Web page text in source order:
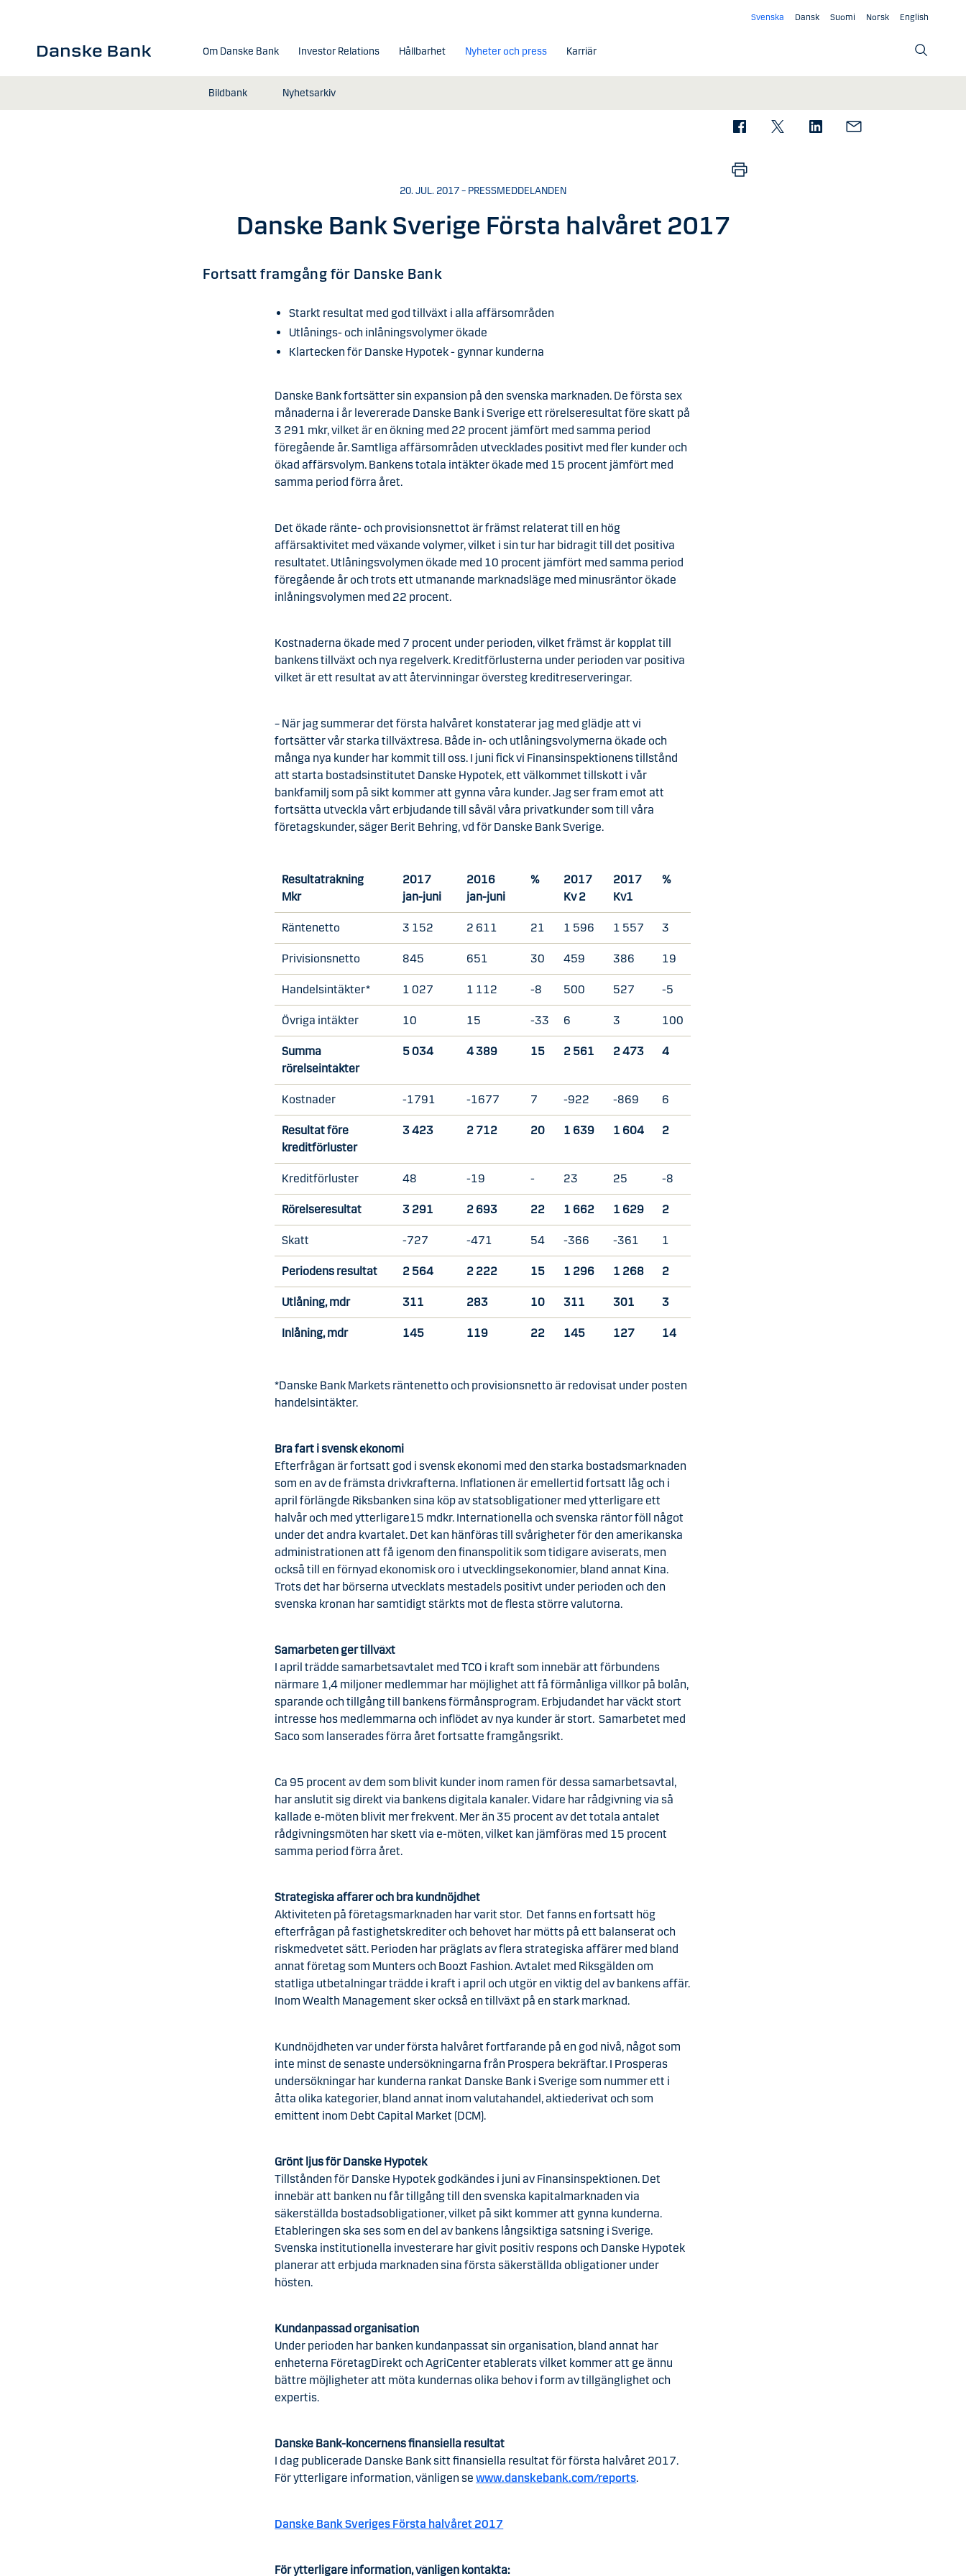
Svenska Dansk Suomi Norsk English
Om Danske Bank Investor Relations Hållbarhet Nyheter och press
Bildbank Nyhetsarkiv
Karriär
20. JUL. 2017 – PRESSMEDDELANDEN
Danske Bank Sverige Första halvåret 2017
Fortsatt framgång för Danske Bank
Starkt resultat med god tillväxt i alla affärsområden
Utlånings- och inlåningsvolymer ökade
Klartecken för Danske Hypotek - gynnar kunderna
Danske Bank fortsätter sin expansion på den svenska marknaden. De första sex
månaderna i år levererade Danske Bank i Sverige ett rörelseresultat före skatt på
3 291 mkr, vilket är en ökning med 22 procent jämfört med samma period
föregående år. Samtliga affärsområden utvecklades positivt med fler kunder och
ökad affärsvolym. Bankens totala intäkter ökade med 15 procent jämfört med
samma period förra året.
Det ökade ränte- och provisionsnettot är främst relaterat till en hög
affärsaktivitet med växande volymer, vilket i sin tur har bidragit till det positiva
resultatet. Utlåningsvolymen ökade med 10 procent jämfört med samma period
föregående år och trots ett utmanande marknadsläge med minusräntor ökade
inlåningsvolymen med 22 procent.
Kostnaderna ökade med 7 procent under perioden, vilket främst är kopplat till
bankens tillväxt och nya regelverk. Kreditförlusterna under perioden var positiva
vilket är ett resultat av att återvinningar översteg kreditreserveringar.
– När jag summerar det första halvåret konstaterar jag med glädje att vi
fortsätter vår starka tillväxtresa. Både in- och utlåningsvolymerna ökade och
många nya kunder har kommit till oss. I juni fick vi Finansinspektionens tillstånd
att starta bostadsinstitutet Danske Hypotek, ett välkommet tillskott i vår
bankfamilj som på sikt kommer att gynna våra kunder. Jag ser fram emot att
fortsätta utveckla vårt erbjudande till såväl våra privatkunder som till våra
företagskunder, säger Berit Behring, vd för Danske Bank Sverige.
Resultaträkning
Mkr
2017
jan-juni
2016
jan-juni
%
2017
Kv 2
2017
Kv1
%
Räntenetto 3 152 2 611 21 1 596 1 557 3
Privisionsnetto 845 651 30 459 386 19
Handelsintäkter* 1 027 1 112 -8 500 527 -5
Övriga intäkter 10 15 -33 6 3 100
Summa
rörelseintäkter
5 034 4 389 15 2 561 2 473 4
Kostnader -1791 -1677 7 -922 -869 6
Resultat före
kreditförluster
3 423 2 712 20 1 639 1 604 2
Kreditförluster 48 -19 - 23 25 -8
Rörelseresultat 3 291 2 693 22 1 662 1 629 2
Skatt -727 -471 54 -366 -361 1
Periodens resultat 2 564 2 222 15 1 296 1 268 2
Utlåning, mdr 311 283 10 311 301 3
Inlåning, mdr 145 119 22 145 127 14
*Danske Bank Markets räntenetto och provisionsnetto är redovisat under posten
handelsintäkter.
Bra fart i svensk ekonomi
Efterfrågan är fortsatt god i svensk ekonomi med den starka bostadsmarknaden
som en av de främsta drivkrafterna. Inflationen är emellertid fortsatt låg och i
april förlängde Riksbanken sina köp av statsobligationer med ytterligare ett
halvår och med ytterligare15 mdkr. Internationella och svenska räntor föll något
under det andra kvartalet. Det kan hänföras till svårigheter för den amerikanska
administrationen att få igenom den finanspolitik som tidigare aviserats, men
också till en förnyad ekonomisk oro i utvecklingsekonomier, bland annat Kina.
Trots det har börserna utvecklats mestadels positivt under perioden och den
svenska kronan har samtidigt stärkts mot de flesta större valutorna.
Samarbeten ger tillväxt
I april trädde samarbetsavtalet med TCO i kraft som innebär att förbundens
närmare 1,4 miljoner medlemmar har möjlighet att få förmånliga villkor på bolån,
sparande och tillgång till bankens förmånsprogram. Erbjudandet har väckt stort
intresse hos medlemmarna och inflödet av nya kunder är stort. Samarbetet med
Saco som lanserades förra året fortsatte framgångsrikt.
Ca 95 procent av dem som blivit kunder inom ramen för dessa samarbetsavtal,
har anslutit sig direkt via bankens digitala kanaler. Vidare har rådgivning via så
kallade e-möten blivit mer frekvent. Mer än 35 procent av det totala antalet
rådgivningsmöten har skett via e-möten, vilket kan jämföras med 15 procent
samma period förra året.
Strategiska affärer och bra kundnöjdhet
Aktiviteten på företagsmarknaden har varit stor. Det fanns en fortsatt hög
efterfrågan på fastighetskrediter och behovet har mötts på ett balanserat och
riskmedvetet sätt. Perioden har präglats av flera strategiska affärer med bland
annat företag som Munters och Boozt Fashion. Avtalet med Riksgälden om
statliga utbetalningar trädde i kraft i april och utgör en viktig del av bankens affär.
Inom Wealth Management sker också en tillväxt på en stark marknad.
Kundnöjdheten var under första halvåret fortfarande på en god nivå, något som
inte minst de senaste undersökningarna från Prospera bekräftar. I Prosperas
undersökningar har kunderna rankat Danske Bank i Sverige som nummer ett i
åtta olika kategorier, bland annat inom valutahandel, aktiederivat och som
emittent inom Debt Capital Market (DCM).
Grönt ljus för Danske Hypotek
Tillstånden för Danske Hypotek godkändes i juni av Finansinspektionen. Det
innebär att banken nu får tillgång till den svenska kapitalmarknaden via
säkerställda bostadsobligationer, vilket på sikt kommer att gynna kunderna.
Etableringen ska ses som en del av bankens långsiktiga satsning i Sverige.
Svenska institutionella investerare har givit positiv respons och Danske Hypotek
planerar att erbjuda marknaden sina första säkerställda obligationer under
hösten.
Kundanpassad organisation
Under perioden har banken kundanpassat sin organisation, bland annat har
enheterna FöretagDirekt och AgriCenter etablerats vilket kommer att ge ännu
bättre möjligheter att möta kundernas olika behov i form av tillgänglighet och
expertis.
Danske Bank-koncernens finansiella resultat
I dag publicerade Danske Bank sitt finansiella resultat för första halvåret 2017.
För ytterligare information, vänligen sewww.danskebank.com/reports.
Danske Bank Sveriges Första halvåret 2017
För ytterligare information, vänligen kontakta: